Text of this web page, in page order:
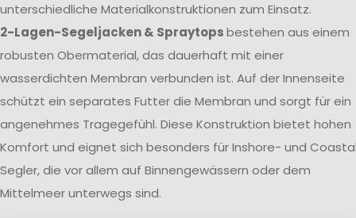
unterschiedliche Materialkonstruktionen zum Einsatz.
2-Lagen-Segeljacken & Spraytopsbestehen aus einem
robusten Obermaterial, das dauerhaft mit einer
wasserdichten Membran verbunden ist. Auf der Innenseite
schützt ein separates Futter die Membran und sorgt für ein
angenehmes Tragegefühl. Diese Konstruktion bietet hohen
Komfort und eignet sich besonders für Inshore- und
Segler, die vor allem auf Binnengewässern oder dem
Mittelmeer unterwegs sind.